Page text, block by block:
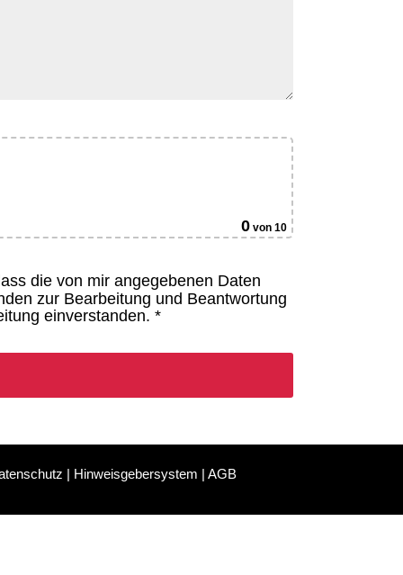
0 von 10
die von mir angegebenen Daten
zur Bearbeitung und Beantwortung
einverstanden. *
| Hinweisgebersystem | AGB